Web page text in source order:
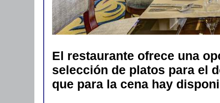
El restaurante ofrece una
selección de platos para el
que para la cena hay